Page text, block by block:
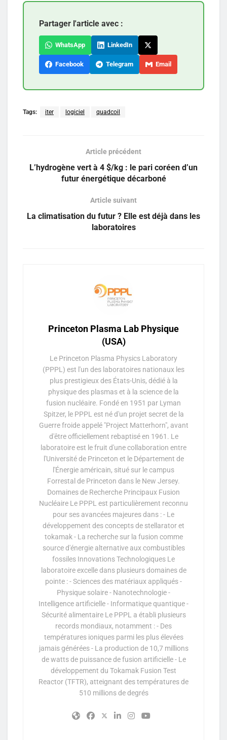
Partager l'article avec :
WhatsApp LinkedIn
Facebook Telegram Email
Tags: iter logiciel quadcoil
Article précédent
L’hydrogène vert à 4 $/kg : le pari coréen d’un
futur énergétique décarboné
Article suivant
La climatisation du futur ? Elle est déjà dans les
laboratoires
Princeton Plasma Lab Physique
(USA)
Le Princeton Plasma Physics Laboratory
(PPPL) est l'un des laboratoires nationaux les
plus prestigieux des États-Unis, dédié à la
physique des plasmas et à la science de la
fusion nucléaire. Fondé en 1951 par Lyman
Spitzer, le PPPL est né d'un projet secret de la
Guerre froide appelé "Project Matterhorn", avant
d'être officiellement rebaptisé en 1961. Le
laboratoire est le fruit d'une collaboration entre
l'Université de Princeton et le Département de
l'Énergie américain, situé sur le campus
Forrestal de Princeton dans le New Jersey.
Domaines de Recherche Principaux Fusion
Nucléaire Le PPPL est particulièrement reconnu
pour ses avancées majeures dans : - Le
développement des concepts de stellarator et
tokamak - La recherche sur la fusion comme
source d'énergie alternative aux combustibles
fossiles Innovations Technologiques Le
laboratoire excelle dans plusieurs domaines de
pointe : - Sciences des matériaux appliqués -
Physique solaire - Nanotechnologie -
Intelligence artificielle - Informatique quantique -
Sécurité alimentaire Le PPPL a établi plusieurs
records mondiaux, notamment : - Des
températures ioniques parmi les plus élevées
jamais générées - La production de 10,7 millions
de watts de puissance de fusion artificielle - Le
développement du Tokamak Fusion Test
Reactor (TFTR), atteignant des températures de
510 millions de degrés